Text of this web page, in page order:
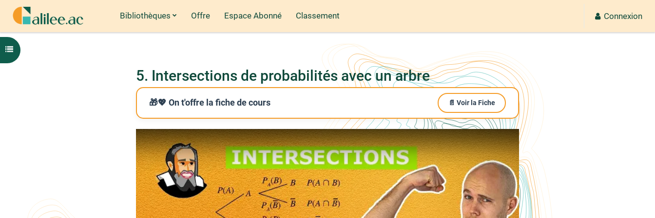
Passer au contenu principal Bibliothèques Offre Espace Abonné Classement Connexion
Ouvrir l'index du cours
5. Intersections de probabilités avec un arbre
🎁💖 On t'offre la fiche de cours 📄 Voir la Fiche